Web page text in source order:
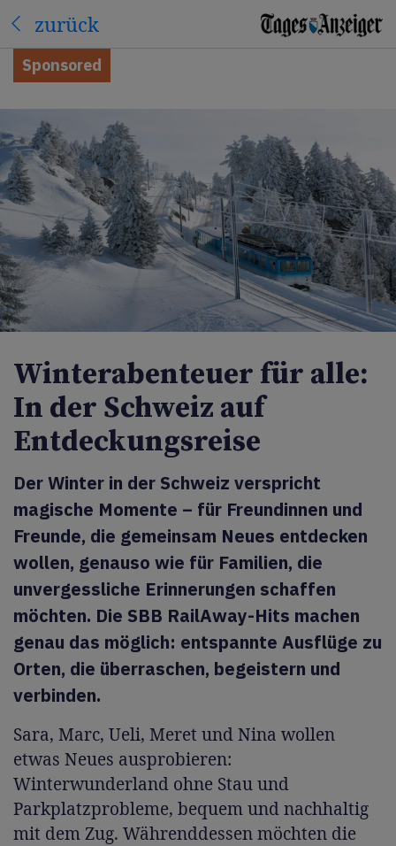
zurück
Sponsored
Winterabenteuer für alle:
In der Schweiz auf
Entdeckungsreise
Der Winter in der Schweiz verspricht
magische Momente – für Freundinnen und
Freunde, die gemeinsam Neues entdecken
wollen, genauso wie für Familien, die
unvergessliche Erinnerungen schaffen
möchten. Die SBB RailAway-Hits machen
genau das möglich: entspannte Ausflüge zu
Orten, die überraschen, begeistern und
verbinden.
Sara, Marc, Ueli, Meret und Nina wollen
etwas Neues ausprobieren:
Winterwunderland ohne Stau und
Parkplatzprobleme, bequem und nachhaltig
mit dem Zug. Währenddessen möchten die